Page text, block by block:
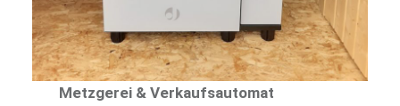
Metzgerei & Verkaufsautomat